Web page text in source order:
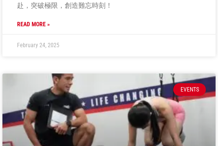
赴，突破極限，創造難忘時刻！
READ MORE »
February 24, 2025
EVENTS